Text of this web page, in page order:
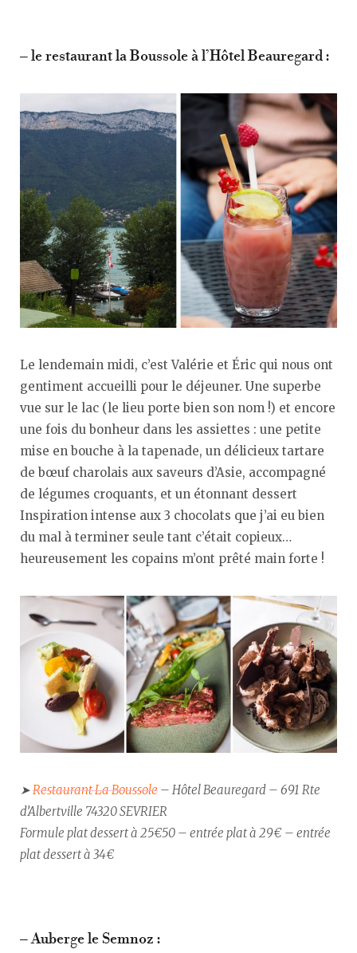
– le restaurant la Boussole à l’Hôtel Beauregard :
Le lendemain midi, c’est Valérie et Éric qui nous ont
gentiment accueilli pour le déjeuner. Une superbe
vue sur le lac (le lieu porte bien son nom !) et encore
une fois du bonheur dans les assiettes : une petite
mise en bouche à la tapenade, un délicieux tartare
de bœuf charolais aux saveurs d’Asie, accompagné
de légumes croquants, et un étonnant dessert
Inspiration intense aux 3 chocolats que j’ai eu bien
du mal à terminer seule tant c’était copieux…
heureusement les copains m’ont prêté main forte !
➤Restaurant La Boussole – Hôtel Beauregard – 691 Rte
d’Albertville 74320 SEVRIER
Formule plat dessert à 25€50 – entrée plat à 29€ – entrée
plat dessert à 34€
– Auberge le Semnoz :